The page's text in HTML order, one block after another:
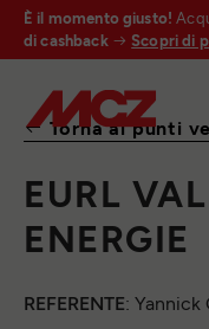
È il momento giusto!
di cashback
Scopri di
Torna ai punti
EURL
ENERGIE
REFERENTE: Yannick